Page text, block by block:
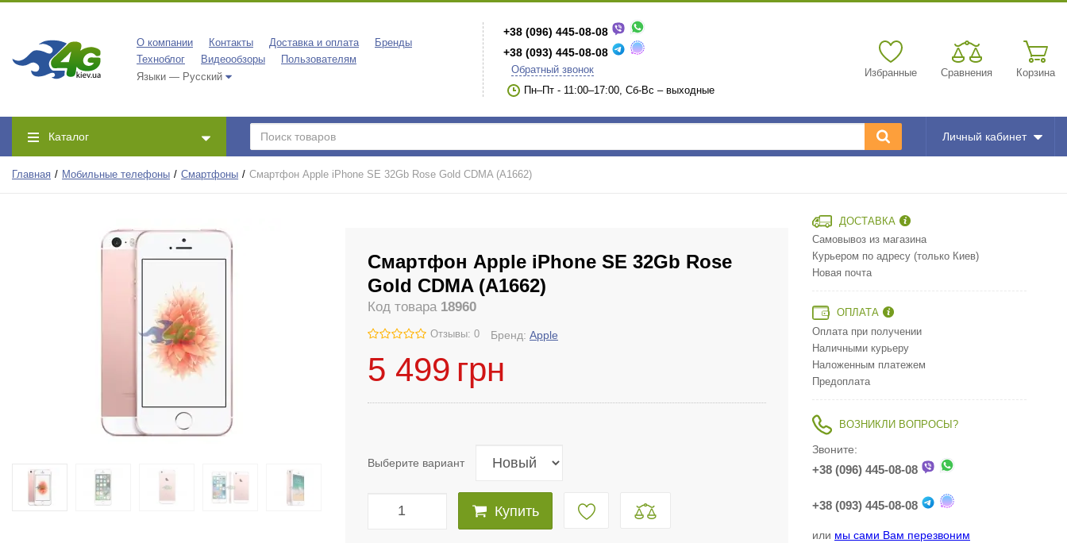
О компании Контакты Доставка и оплата
Бренды
Техноблог
Видеообзоры
Пользователям
Языки — Русский
+38 (096) 445-08-08
+38 (093) 445-08-08
Обратный звонок
Пн–Пт - 11:00–17:00, Сб-Вс – выходные
Избранные Сравнения Корзина
Каталог Личный кабинет
Главная Мобильные телефоны Смартфоны Смартфон Apple iPhone SE 32Gb Rose Gold CDMA (A1662)
Смартфон Apple iPhone SE 32Gb Rose
Gold CDMA (A1662)
Код товара 18960
Отзывы: 0 Бренд: Apple
5 499 грн
Выберите вариант
Купить
ДОСТАВКА
Самовывоз из магазина
Курьером по адресу (только Киев)
Новая почта
ОПЛАТА
Оплата при получении
Наличными курьеру
Наложенным платежем
Предоплата
ВОЗНИКЛИ ВОПРОСЫ?
Звоните:
+38 (096) 445-08-08
+38 (093) 445-08-08
или мы сами Вам перезвоним